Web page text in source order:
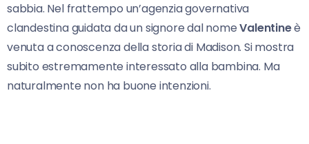
sabbia. Nel frattempo un’agenzia governativa
clandestina guidata da un signore dal nomeValentineè
venuta a conoscenza della storia di Madison. Si mostra
subito estremamente interessato alla bambina. Ma
naturalmente non ha buone intenzioni.